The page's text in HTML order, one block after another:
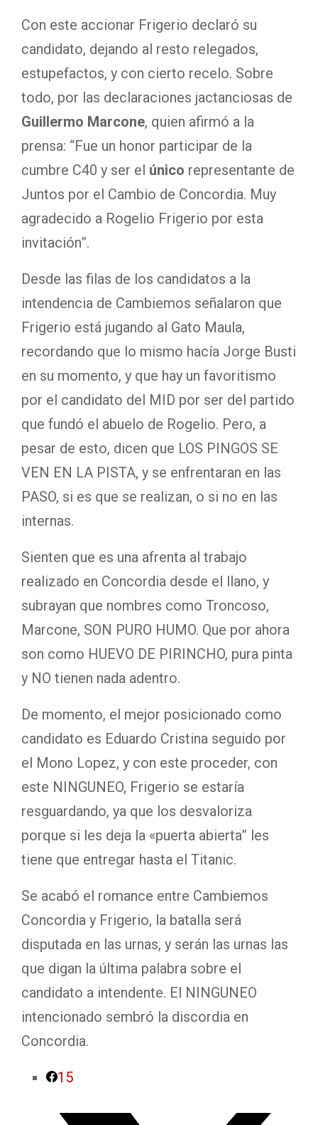
Con este accionar Frigerio declaró su
candidato, dejando al resto relegados,
estupefactos, y con cierto recelo. Sobre
todo, por las declaraciones jactanciosas de
Guillermo Marcone, quien afirmó a la
prensa: “Fue un honor participar de la
cumbre C40 y ser el único representante de
Juntos por el Cambio de Concordia. Muy
agradecido a Rogelio Frigerio por esta
invitación”.
Desde las filas de los candidatos a la
intendencia de Cambiemos señalaron que
Frigerio está jugando al Gato Maula,
recordando que lo mismo hacía Jorge Busti
en su momento, y que hay un favoritismo
por el candidato del MID por ser del partido
que fundó el abuelo de Rogelio. Pero, a
pesar de esto, dicen que LOS PINGOS SE
VEN EN LA PISTA, y se enfrentaran en las
PASO, si es que se realizan, o si no en las
internas.
Sienten que es una afrenta al trabajo
realizado en Concordia desde el llano, y
subrayan que nombres como Troncoso,
Marcone, SON PURO HUMO. Que por ahora
son como HUEVO DE PIRINCHO, pura pinta
y NO tienen nada adentro.
De momento, el mejor posicionado como
candidato es Eduardo Cristina seguido por
el Mono Lopez, y con este proceder, con
este NINGUNEO, Frigerio se estaría
resguardando, ya que los desvaloriza
porque si les deja la «puerta abierta” les
tiene que entregar hasta el Titanic.
Se acabó el romance entre Cambiemos
Concordia y Frigerio, la batalla será
disputada en las urnas, y serán las urnas las
que digan la última palabra sobre el
candidato a intendente. El NINGUNEO
intencionado sembró la discordia en
Concordia.
15